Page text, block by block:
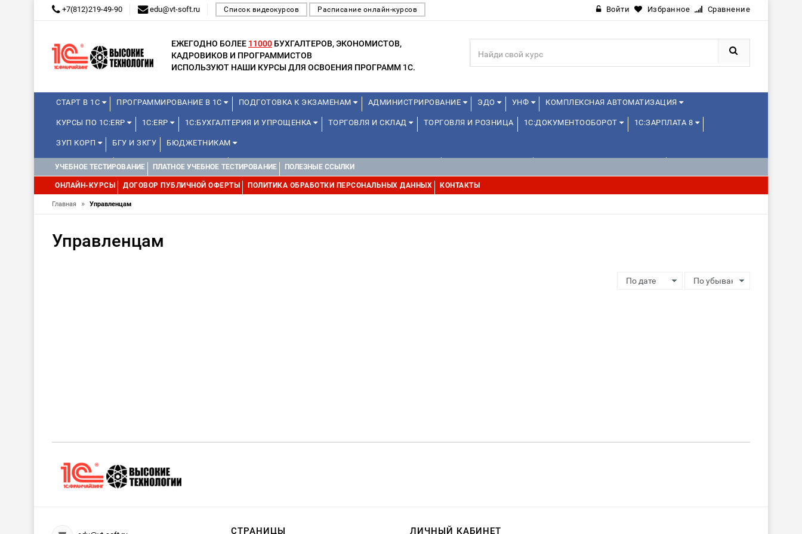
+7(812)219-49-90 edu@vt-soft.ru Список видеокурсов Расписание онлайн-курсов Войти Избранное Сравнение
ЕЖЕГОДНО БОЛЕЕ 11000 БУХГАЛТЕРОВ, ЭКОНОМИСТОВ,
КАДРОВИКОВ И ПРОГРАММИСТОВ
ИСПОЛЬЗУЮТ НАШИ КУРСЫ ДЛЯ ОСВОЕНИЯ ПРОГРАММ 1С.
СТАРТ В 1С ПРОГРАММИРОВАНИЕ В 1С ПОДГОТОВКА К ЭКЗАМЕНАМ АДМИНИСТРИРОВАНИЕ ЭДО УНФ КОМПЛЕКСНАЯ АВТОМАТИЗАЦИЯ
КУРСЫ ПО 1С:ERP 1С:ERP 1С:БУХГАЛТЕРИЯ И УПРОЩЕНКА ТОРГОВЛЯ И СКЛАД ТОРГОВЛЯ И РОЗНИЦА 1С:ДОКУМЕНТООБОРОТ 1С:ЗАРПЛАТА 8
ЗУП КОРП БГУ И ЗКГУ БЮДЖЕТНИКАМ
МИНИ-КУРСЫ КУРСЫ ДЛЯ ШКОЛЬНИКОВ КУРСЫ ДЛЯ ПРЕПОДАВАТЕЛЕЙ ШКОЛЬНЫХ КУРСОВ
УПРАВЛЕНИЕ ПРОЕКТАМИ УПРАВЛЕНЦАМ ДРУГИЕ 1С:МЕДИЦИНА WEB, JAVA И ANDROID
УЧЕБНОЕ ТЕСТИРОВАНИЕ ПЛАТНОЕ УЧЕБНОЕ ТЕСТИРОВАНИЕ ПОЛЕЗНЫЕ ССЫЛКИ
ОНЛАЙН-КУРСЫ ДОГОВОР ПУБЛИЧНОЙ ОФЕРТЫ ПОЛИТИКА ОБРАБОТКИ ПЕРСОНАЛЬНЫХ ДАННЫХ КОНТАКТЫ
Главная » Управленцам
Управленцам
СТРАНИЦЫ ЛИЧНЫЙ КАБИНЕТ